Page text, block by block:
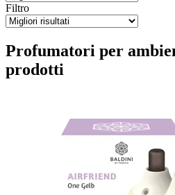
Filtro
Profumatori per
prodotti